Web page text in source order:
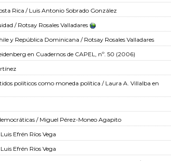
Rica / Luis Antonio Sobrado González
/ Rotsay Rosales Valladares
y República Dominicana / Rotsay Rosales Valladares
en Cuadernos de CAPEL, nº. 50 (2006)
políticos como moneda política / Laura A. Villalba en
/ Miguel Pérez-Moneo Agapito
Efrén Ríos Vega
Efrén Ríos Vega